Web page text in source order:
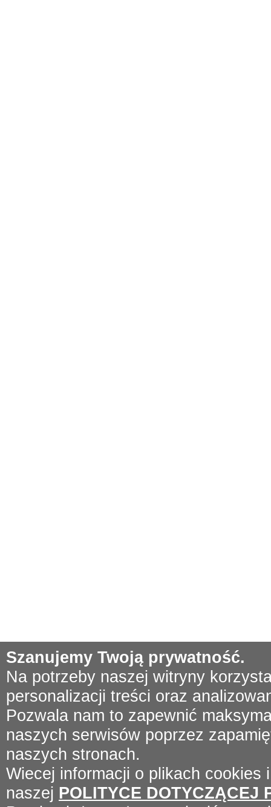
Szanujemy Twoją prywatność.
Na potrzeby naszej witryny
personalizacji treści oraz
Pozwala nam to zapewnić
naszych serwisów poprzez
naszych stronach.
Wiecej informacji o plikach
naszej POLITYCE DOTYCZĄCEJ